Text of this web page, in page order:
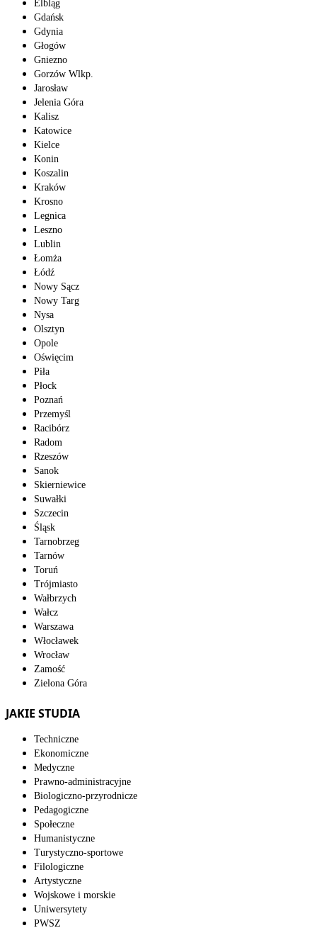
Elbląg
Gdańsk
Gdynia
Głogów
Gniezno
Gorzów Wlkp.
Jarosław
Jelenia Góra
Kalisz
Katowice
Kielce
Konin
Koszalin
Kraków
Krosno
Legnica
Leszno
Lublin
Łomża
Łódź
Nowy Sącz
Nowy Targ
Nysa
Olsztyn
Opole
Oświęcim
Piła
Płock
Poznań
Przemyśl
Racibórz
Radom
Rzeszów
Sanok
Skierniewice
Suwałki
Szczecin
Śląsk
Tarnobrzeg
Tarnów
Toruń
Trójmiasto
Wałbrzych
Wałcz
Warszawa
Włocławek
Wrocław
Zamość
Zielona Góra
JAKIE STUDIA
Techniczne
Ekonomiczne
Medyczne
Prawno-administracyjne
Biologiczno-przyrodnicze
Pedagogiczne
Społeczne
Humanistyczne
Turystyczno-sportowe
Filologiczne
Artystyczne
Wojskowe i morskie
Uniwersytety
PWSZ